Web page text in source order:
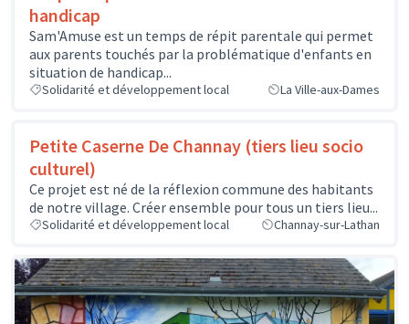
handicap
Sam'Amuse est un temps de répit parentale qui permet
aux parents touchés par la problématique d'enfants en
situation de handicap...
Solidarité et développement local La Ville-aux-Dames
Petite Caserne De Channay (tiers lieu socio
culturel)
Ce projet est né de la réflexion commune des habitants
de notre village. Créer ensemble pour tous un tiers lieu...
Solidarité et développement local Channay-sur-Lathan